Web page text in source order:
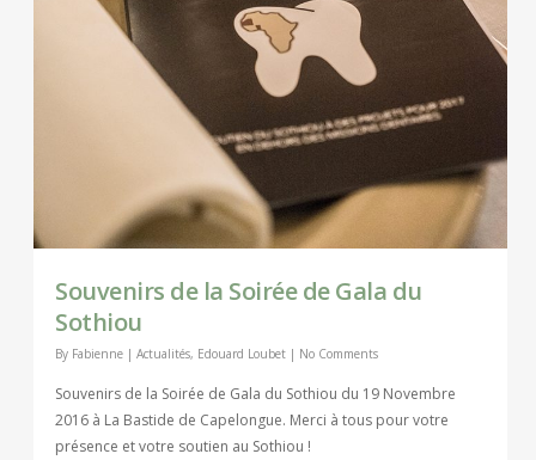
Souvenirs de la Soirée de Gala du
Sothiou
By Fabienne | Actualités, Edouard Loubet | No Comments
Souvenirs de la Soirée de Gala du Sothiou du 19 Novembre
2016 à La Bastide de Capelongue. Merci à tous pour votre
présence et votre soutien au Sothiou !